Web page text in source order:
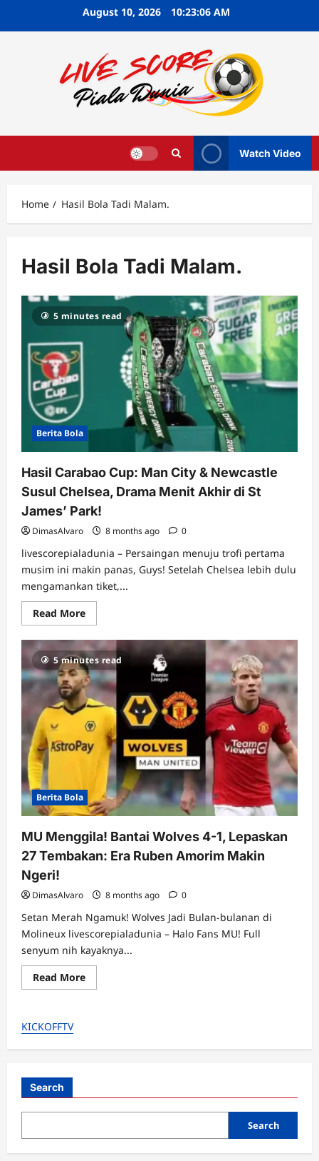
August 10, 2026 10:23:07 AM
Watch Video
Home Hasil Bola Tadi Malam.
Hasil Bola Tadi Malam.
5 minutes read
Berita Bola
Hasil Carabao Cup: Man City & Newcastle
Susul Chelsea, Drama Menit Akhir di St
James’ Park!
DimasAlvaro 8 months ago 0
livescorepialadunia – Persaingan menuju trofi pertama
musim ini makin panas, Guys! Setelah Chelsea lebih dulu
mengamankan tiket,...
Read MoreRead
more
Hasil
Carabao
Cup:
Man
City
&
Newcastle
Susul
Chelsea,
Drama
Menit
Akhir
James’
Park!
5 minutes read
Berita Bola
MU Menggila! Bantai Wolves 4-1, Lepaskan
27 Tembakan: Era Ruben Amorim Makin
Ngeri!
DimasAlvaro 8 months ago 0
Setan Merah Ngamuk! Wolves Jadi Bulan-bulanan di
Molineux livescorepialadunia – Halo Fans MU! Full
senyum nih kayaknya...
Read MoreRead
more
4-
Era
Amorim
Ngeri!
KICKOFFTV
Search
Search